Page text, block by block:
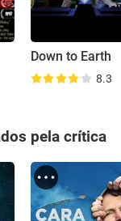
Down to Earth
8.3
pela crítica